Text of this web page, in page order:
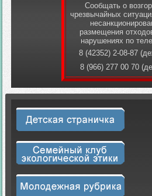
Сообщать о
чрезвычайных
размещения
нарушениях по
8 (42352) 2-08-87
8 (966) 277 00 70